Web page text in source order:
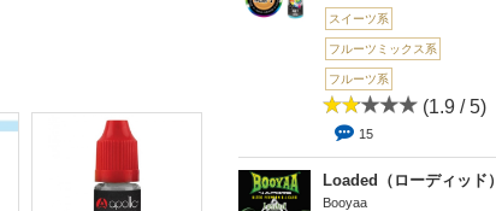
スイーツ系
フルーツミックス系
フルーツ系
(1.9 / 5)
15
Loaded（ローディッド）
Booyaa